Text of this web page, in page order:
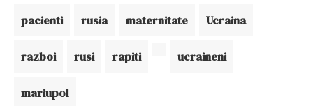
pacienti rusia maternitate Ucraina
razboi rusi rapiti ucraineni
mariupol